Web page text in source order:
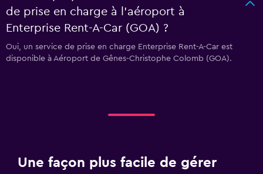
de prise en charge à l’aéroport à
Enterprise Rent-A-Car (GOA) ?
Oui, un service de prise en charge Enterprise Rent-A-Car est
disponible à Aéroport de Gênes-Christophe Colomb (GOA).
Une façon plus facile de gérer